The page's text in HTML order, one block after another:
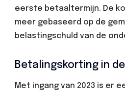
eerste betaaltermijn. De
meer gebaseerd op de
belastingschuld van de
Betalingskorting in de
Met ingang van 2023 is er